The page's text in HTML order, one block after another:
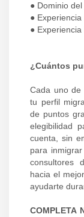
● Dominio
●
●
¿Cuántos
Cada uno de
tu perfil
de puntos
elegibilidad
cuenta, sin
para
consultores
hacia el
ayudarte
COMPLETA